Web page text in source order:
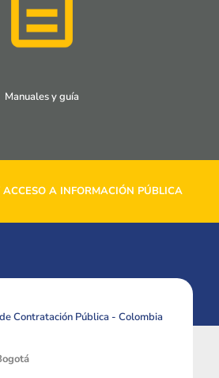
Manuales y guía
A INFORMACIÓN PÚBLICA
Contratación Pública - Colombia